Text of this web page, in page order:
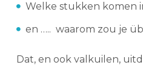
Welke stukken komen
en ….. waarom zou je
Dat, en ook valkuilen,